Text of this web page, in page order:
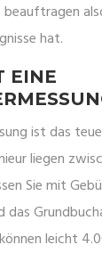
beauftragen
hat.
EINE
ist das
liegen
Sie mit
das
leicht